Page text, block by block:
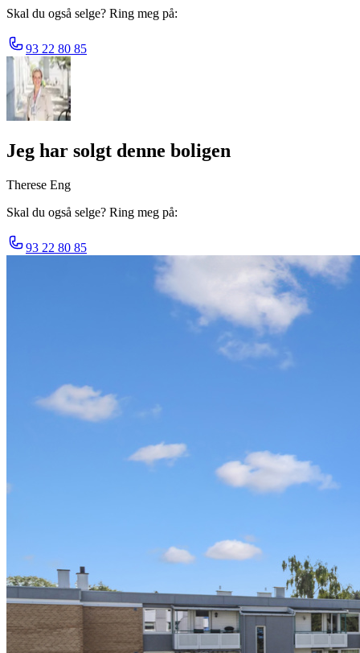
Skal du også selge? Ring meg på:
93 22 80 85
Jeg har solgt denne boligen
Therese Eng
Skal du også selge? Ring meg på:
93 22 80 85